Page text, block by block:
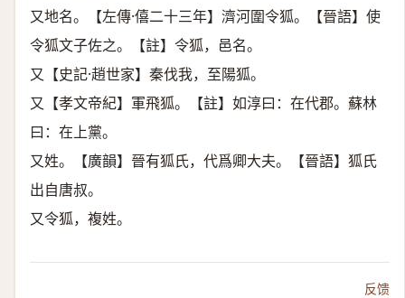
又地名。【左傳·僖二十三年】濟河圍令狐。【晉語】使
令狐文子佐之。【註】令狐，邑名。
又【史記·趙世家】秦伐我，至陽狐。
又【孝文帝紀】軍飛狐。【註】如淳曰：在代郡。蘇林
曰：在上黨。
又姓。【廣韻】晉有狐氏，代爲卿大夫。【晉語】狐氏
出自唐叔。
又令狐，複姓。
反馈